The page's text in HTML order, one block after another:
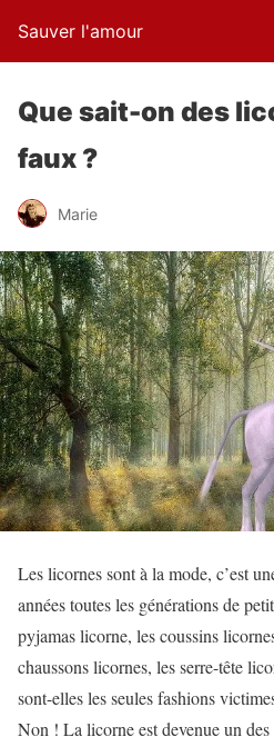
Sauver l'amour
Que sait-on des
faux ?
Marie
Les licornes sont à la mode, c’est
années toutes les générations de
pyjamas licorne, les coussins
chaussons licornes, les serre-tête
sont-elles les seules fashions
Non ! La licorne est devenue un